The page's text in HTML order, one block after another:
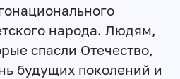
народа. Людям,
спасли Отечество,
будущих поколений и